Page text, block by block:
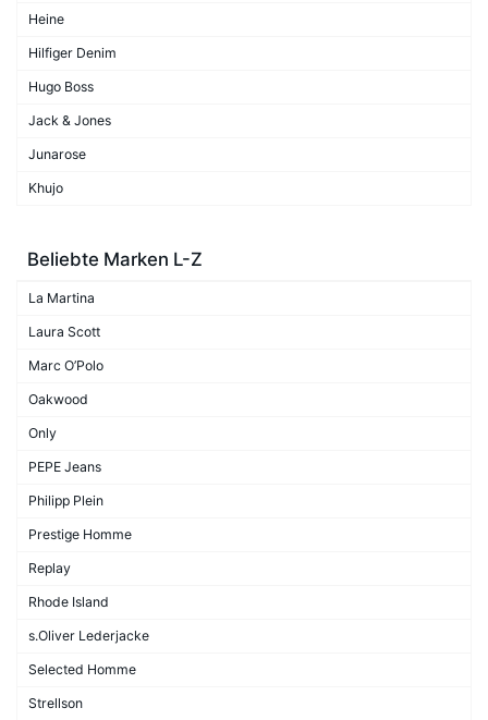
Heine
Hilfiger Denim
Hugo Boss
Jack & Jones
Junarose
Khujo
Beliebte Marken L-Z
La Martina
Laura Scott
Marc O’Polo
Oakwood
Only
PEPE Jeans
Philipp Plein
Prestige Homme
Replay
Rhode Island
s.Oliver Lederjacke
Selected Homme
Strellson